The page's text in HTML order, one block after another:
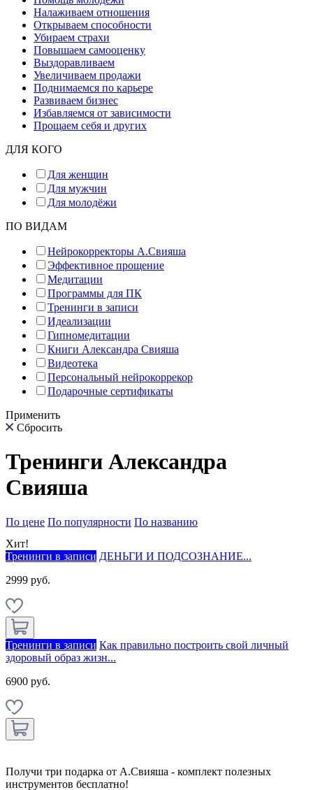
Налаживаем отношения
Открываем способности
Убираем страхи
Повышаем самооценку
Выздоравливаем
Увеличиваем продажи
Поднимаемся по карьере
Развиваем бизнес
Избавляемся от зависимости
Прощаем себя и других
ДЛЯ КОГО
Для женщин
Для мужчин
Для молодёжи
ПО ВИДАМ
Нейрокорректоры А.Свияша
Эффективное прощение
Медитации
Программы для ПК
Тренинги в записи
Идеализации
Гипномедитации
Книги Александра Свияша
Видеотека
Персональный нейрокоррекор
Подарочные сертификаты
Применить
Сбросить
Тренинги Александра
Свияша
По цене По популярности По названию
Хит!
Тренинги в записи ДЕНЬГИ И ПОДСОЗНАНИЕ...
2999 руб.
Тренинги в записи Как правильно построить свой личный
здоровый образ жизн...
6900 руб.
Получи три подарка от А.Свияша - комплект полезных
инструментов бесплатно!